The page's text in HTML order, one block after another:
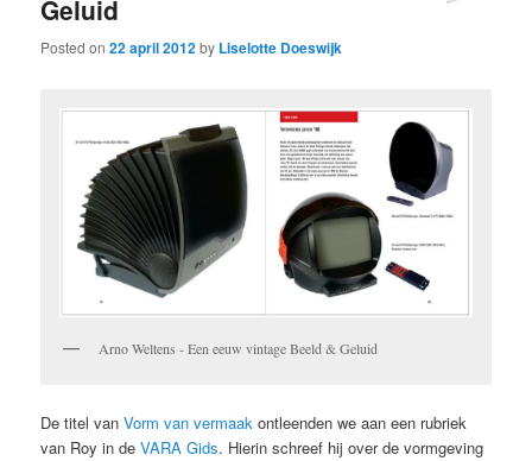
Geluid
Posted on22 april 2012by Liselotte Doeswijk
Arno Weltens - Een eeuw vintage Beeld & Geluid
De titel vanVorm van vermaak ontleenden we aan een rubriek
van Roy in deVARA Gids. Hierin schreef hij over de vormgeving